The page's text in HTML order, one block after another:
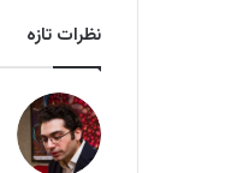
نظرات تازه